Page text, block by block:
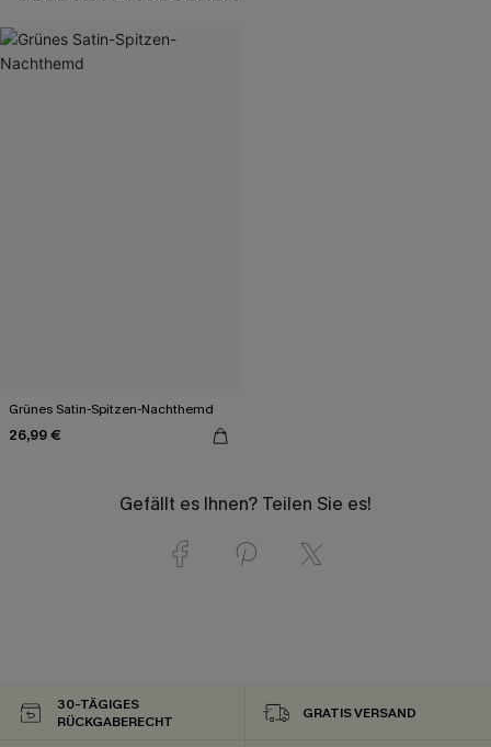
Grünes Satin-Spitzen-Nachthemd
26,99 €
Gefällt es Ihnen? Teilen Sie es!
30-TÄGIGES
RÜCKGABERECHT
GRATIS VERSAND